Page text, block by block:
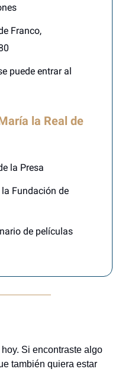
Franco,
puede entrar al
la Real de
la Presa
Fundación de
de películas
Si encontraste algo
también quiera estar